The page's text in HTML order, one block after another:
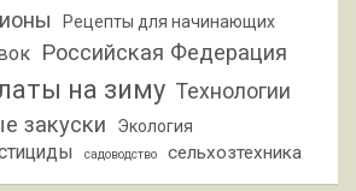
Рецепты для начинающих
Российская Федерация
на зиму Технологии
закуски Экология
садоводство сельхозтехника